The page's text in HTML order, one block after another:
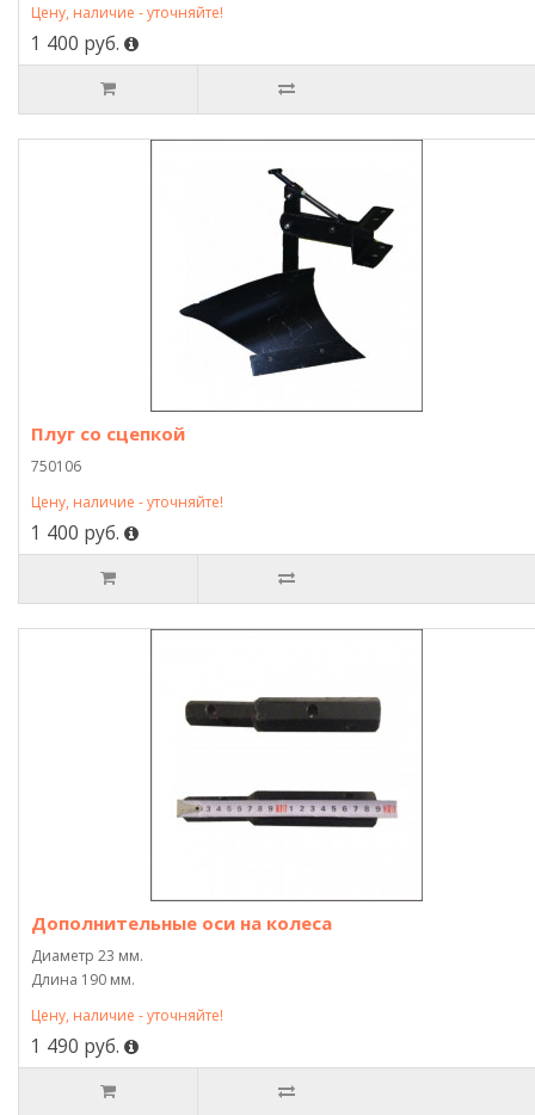
Цену, наличие - уточняйте!
1 400 руб.
Плуг со сцепкой
750106
Цену, наличие - уточняйте!
1 400 руб.
Дополнительные оси на колеса
Диаметр 23 мм.
Длина 190 мм.
Цену, наличие - уточняйте!
1 490 руб.